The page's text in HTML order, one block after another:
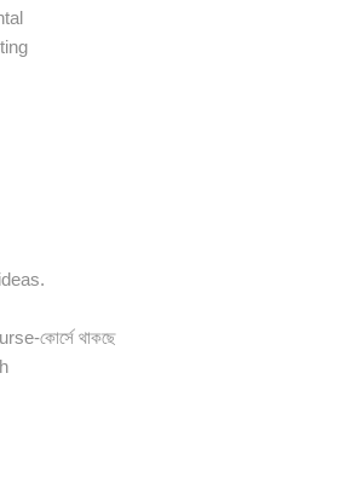
কোর্সে থাকছে